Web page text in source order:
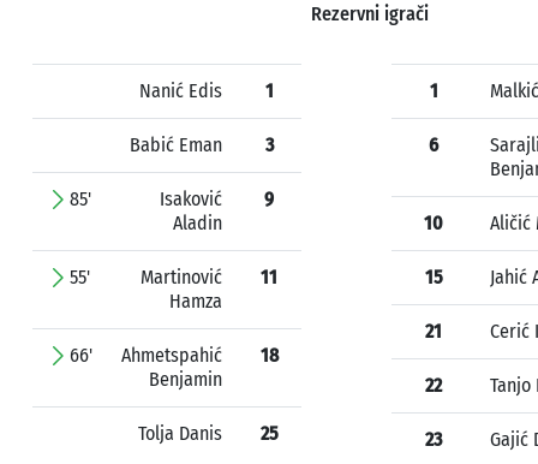
Rezervni igrači
Nanić Edis 1
Babić Eman 3
85'
Isaković
Aladin
9
55'
Martinović
Hamza
11
66'
Ahmetspahić
Benjamin
18
Tolja Danis 25
1
6
10 Aličić
15 Jahić
21 Cerić
22 Tanjo
23 Gajić